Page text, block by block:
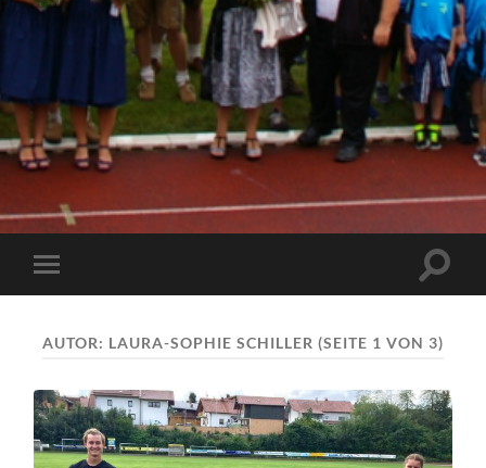
Mobile-
Menü
AUTOR: LAURA-SOPHIE SCHILLER (SEITE 1 VON 3)